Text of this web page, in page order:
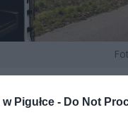
Pigułce - Do Not